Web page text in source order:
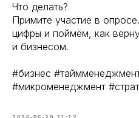
Что делать?
Примите участие в
цифры и поймём, как
и бизнесом.
#бизнес
#микроменеджмент